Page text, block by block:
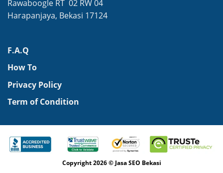
Rawaboogle RT 02 RW 04
Harapanjaya, Bekasi 17124
F.A.Q
How To
Privacy Policy
Term of Condition
Copyright 2026 © Jasa SEO Bekasi